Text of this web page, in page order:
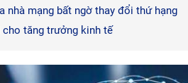
nhà mạng bất ngờ thay đổi thứ hạng
tăng trưởng kinh tế